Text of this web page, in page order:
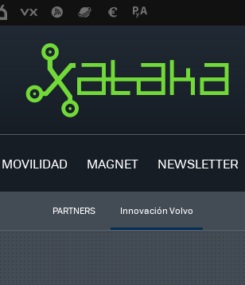
MOVILIDAD MAGNET NEWSLETTER
PARTNERS Innovación Volvo